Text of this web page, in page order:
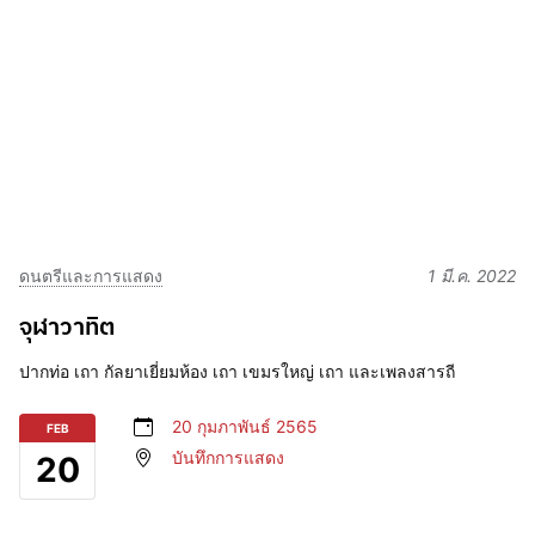
ดนตรีและการแสดง 1 มี.ค. 2022
จุฬาวาทิต
ปากท่อ เถา กัลยาเยี่ยมห้อง เถา เขมรใหญ่ เถา และเพลงสารถี
FEB
20
20 กุมภาพันธ์ 2565
บันทึกการแสดง